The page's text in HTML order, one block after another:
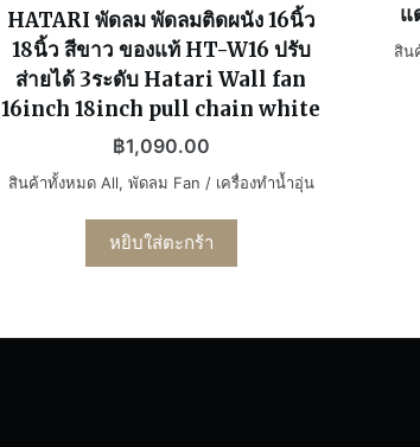
คะแนน
4.00
ตั้งแต่
1-5
คะแนน
HATARI พัดลม พัดลมติดผนัง 16นิ้ว
18นิ้ว สีขาว ของแท้ HT-W16 ปรับ
ส่ายได้ 3ระดับ Hatari Wall fan
16inch 18inch pull chain white
฿1,090.00
สินค้าทั้งหมด All, พัดลม Fan / เครื่องทำน้ำอุ่น
หยิบใส่ตะกร้า
แ
สิน